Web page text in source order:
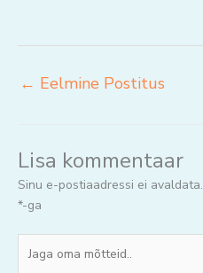
← Eelmine Postitus
Lisa kommentaar
Sinu e-postiaadressi ei avaldata.
*-ga
oma